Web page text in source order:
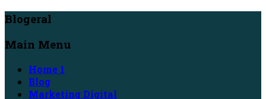
Blogeral
Main Menu
Home 1
Blog
Marketing Digital